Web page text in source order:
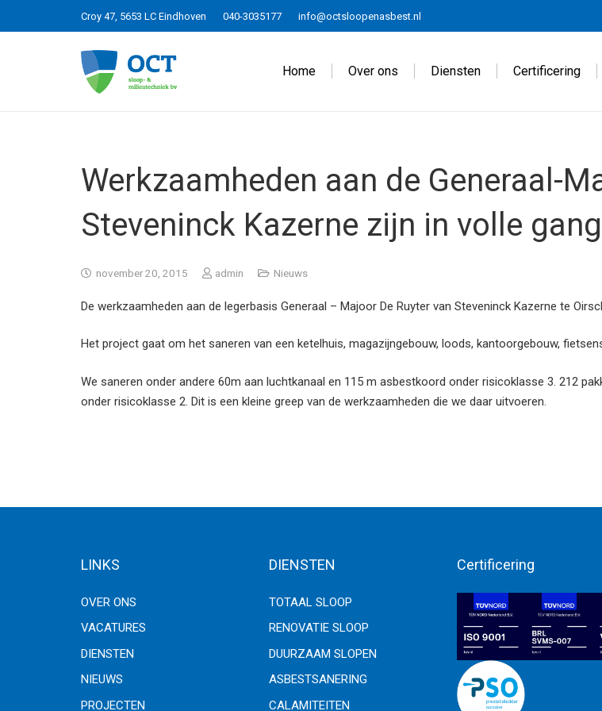
Croy 47, 5653 LC Eindhoven 040-3035177 info@octsloopenasbest.nl
Home Over ons Diensten Certificering
Werkzaamheden aan de Generaal-
Steveninck Kazerne zijn in volle
november 20, 2015 admin Nieuws
De werkzaamheden aan de legerbasis Generaal – Majoor De Ruyter van Steveninck Kazerne te
Het project gaat om het saneren van een ketelhuis, magazijngebouw, loods, kantoorgebouw,
We saneren onder andere 60m aan luchtkanaal en 115 m asbestkoord onder risicoklasse 3. 212
onder risicoklasse 2. Dit is een kleine greep van de werkzaamheden die we daar uitvoeren.
LINKS
OVER ONS
VACATURES
DIENSTEN
NIEUWS
PROJECTEN
DIENSTEN
TOTAAL SLOOP
RENOVATIE SLOOP
DUURZAAM SLOPEN
ASBESTSANERING
CALAMITEITEN
Certificering